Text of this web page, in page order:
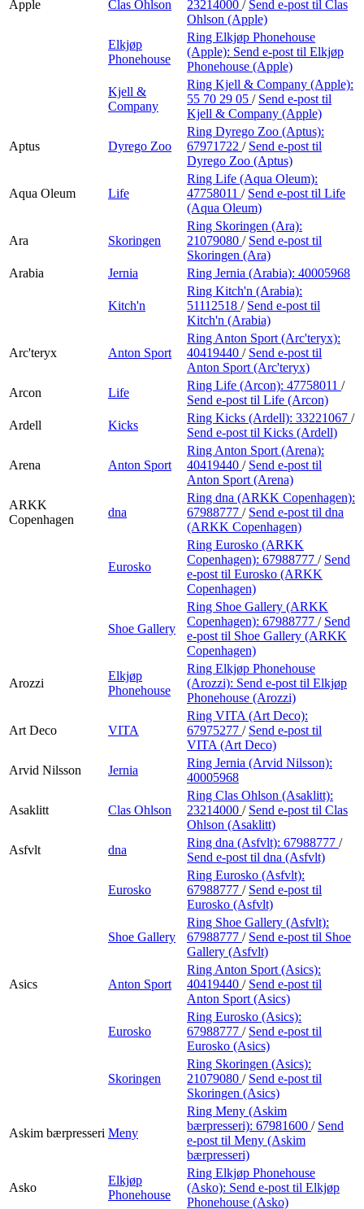
Apple Clas Ohlson 23214000 / Send e-post til Clas
Ohlson (Apple)
Elkjøp
Phonehouse
Ring Elkjøp Phonehouse
(Apple): Send e-post til Elkjøp
Phonehouse (Apple)
Kjell &
Company
Ring Kjell & Company (Apple):
55 70 29 05 / Send e-post til
Kjell & Company (Apple)
Aptus Dyrego Zoo
Ring Dyrego Zoo (Aptus):
67971722 / Send e-post til
Dyrego Zoo (Aptus)
Aqua Oleum Life
Ring Life (Aqua Oleum):
47758011 / Send e-post til Life
(Aqua Oleum)
Ara Skoringen
Ring Skoringen (Ara):
21079080 / Send e-post til
Skoringen (Ara)
Arabia
Jernia Ring Jernia (Arabia): 40005968
Kitch'n
Ring Kitch'n (Arabia):
51112518 / Send e-post til
Kitch'n (Arabia)
Arc'teryx Anton Sport
Ring Anton Sport (Arc'teryx):
40419440 / Send e-post til
Anton Sport (Arc'teryx)
Arcon
Life
Ring Life (Arcon): 47758011 /
Send e-post til Life (Arcon)
Ardell
Kicks
Ring Kicks (Ardell): 33221067 /
Send e-post til Kicks (Ardell)
Arena Anton Sport
Ring Anton Sport (Arena):
40419440 / Send e-post til
Anton Sport (Arena)
ARKK
Copenhagen
dna
Ring dna (ARKK Copenhagen):
67988777 / Send e-post til dna
(ARKK Copenhagen)
Eurosko
Ring Eurosko (ARKK
Copenhagen): 67988777 / Send
e-post til Eurosko (ARKK
Copenhagen)
Shoe Gallery
Ring Shoe Gallery (ARKK
Copenhagen): 67988777 / Send
e-post til Shoe Gallery (ARKK
Copenhagen)
Arozzi
Elkjøp
Phonehouse
Ring Elkjøp Phonehouse
(Arozzi): Send e-post til Elkjøp
Phonehouse (Arozzi)
Art Deco VITA
Ring VITA (Art Deco):
67975277 / Send e-post til
VITA (Art Deco)
Arvid Nilsson
Jernia
Ring Jernia (Arvid Nilsson):
40005968
Asaklitt Clas Ohlson
Ring Clas Ohlson (Asaklitt):
23214000 / Send e-post til Clas
Ohlson (Asaklitt)
Asfvlt
dna
Ring dna (Asfvlt): 67988777 /
Send e-post til dna (Asfvlt)
Eurosko
Ring Eurosko (Asfvlt):
67988777 / Send e-post til
Eurosko (Asfvlt)
Shoe Gallery
Ring Shoe Gallery (Asfvlt):
67988777 / Send e-post til Shoe
Gallery (Asfvlt)
Asics Anton Sport
Ring Anton Sport (Asics):
40419440 / Send e-post til
Anton Sport (Asics)
Eurosko
Ring Eurosko (Asics):
67988777 / Send e-post til
Eurosko (Asics)
Skoringen
Ring Skoringen (Asics):
21079080 / Send e-post til
Skoringen (Asics)
Askim bærpresseri Meny
Ring Meny (Askim
bærpresseri): 67981600 / Send
e-post til Meny (Askim
bærpresseri)
Asko
Elkjøp
Phonehouse
Ring Elkjøp Phonehouse
(Asko): Send e-post til Elkjøp
Phonehouse (Asko)